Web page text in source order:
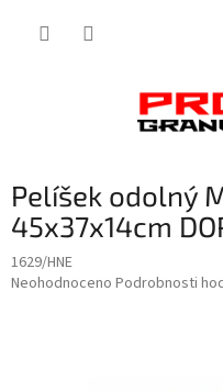
Pelíšek odolný
45x37x14cm
1629/HNE
Průměrné
Neohodnoceno Podrobnosti